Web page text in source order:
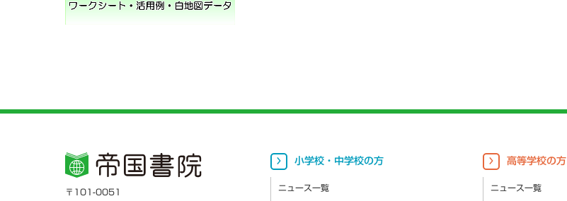
〒101-0051
小学校・中学校の方
ニュース一覧
高等学校の方
ニュース一覧